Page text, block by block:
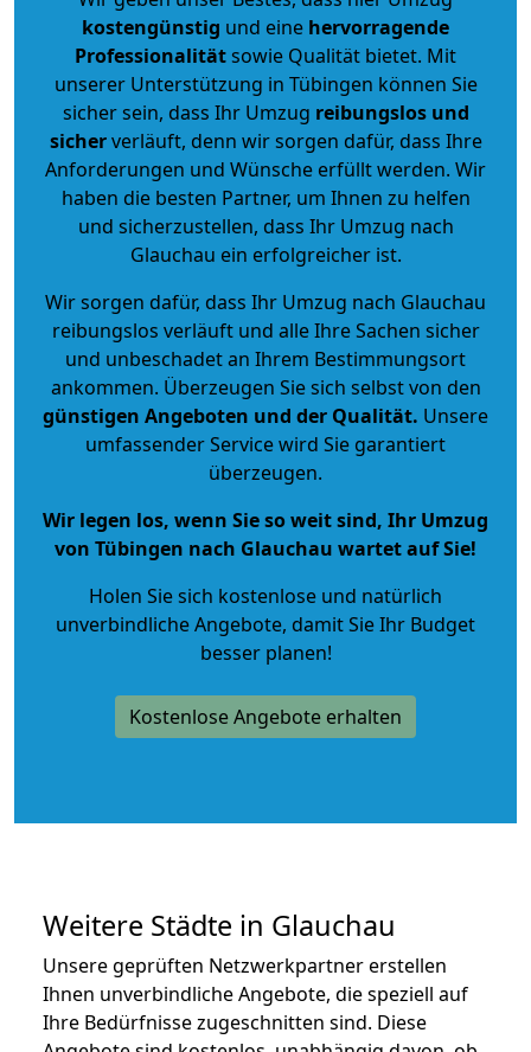
kostengünstig und eine hervorragende
Professionalitätsowie Qualität bietet. Mit
unserer Unterstützung in Tübingen können Sie
sicher sein, dass Ihr Umzug reibungslos und
sicherverläuft, denn wir sorgen dafür, dass Ihre
Anforderungen und Wünsche erfüllt werden. Wir
haben die besten Partner, um Ihnen zu helfen
und sicherzustellen, dass Ihr Umzug nach
Glauchau ein erfolgreicher ist.
Wir sorgen dafür, dass Ihr Umzug nach Glauchau
reibungslos verläuft und alle Ihre Sachen sicher
und unbeschadet an Ihrem Bestimmungsort
ankommen. Überzeugen Sie sich selbst von den
günstigen Angeboten und der Qualität. Unsere
umfassender Service wird Sie garantiert
überzeugen.
Wir legen los, wenn Sie so weit sind, Ihr Umzug
von Tübingen nach Glauchau wartet auf Sie!
Holen Sie sich kostenlose und natürlich
unverbindliche Angebote, damit Sie Ihr Budget
besser planen!
Kostenlose Angebote erhalten
Weitere Städte in Glauchau
Unsere geprüften Netzwerkpartner erstellen
Ihnen unverbindliche Angebote, die speziell auf
Ihre Bedürfnisse zugeschnitten sind. Diese